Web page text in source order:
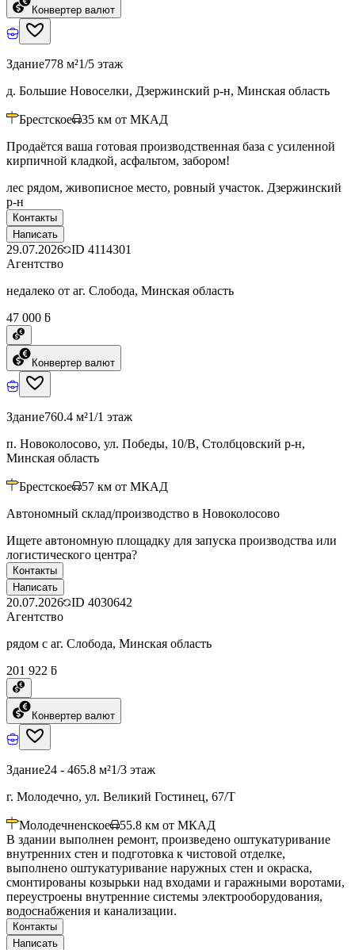
Конвертер валют
Здание778 м²1/5 этаж
д. Большие Новоселки, Дзержинский р-н, Минская область
Брестское 35 км от МКАД
Продаётся ваша готовая производственная база с усиленной
кирпичной кладкой, асфальтом, забором!
лес рядом, живописное место, ровный участок. Дзержинский
р-н
Контакты
Написать
29.07.2026 ID 4114301
Агентство
недалеко от аг. Слобода, Минская область
47 000 ƃ
Конвертер валют
Здание760.4 м²1/1 этаж
п. Новоколосово, ул. Победы, 10/В, Столбцовский р-н,
Минская область
Брестское 57 км от МКАД
Автономный склад/производство в Новоколосово
Ищете автономную площадку для запуска производства или
логистического центра?
Контакты
Написать
20.07.2026 ID 4030642
Агентство
рядом с аг. Слобода, Минская область
201 922 ƃ
Конвертер валют
Здание24 - 465.8 м²1/3 этаж
г. Молодечно, ул. Великий Гостинец, 67/Т
Молодечненское 55.8 км от МКАД
В здании выполнен ремонт, произведено оштукатуривание
внутренних стен и подготовка к чистовой отделке,
выполнено оштукатуривание наружных стен и окраска,
смонтированы козырьки над входами и гаражными воротами,
переустроены внутренние системы электрооборудования,
водоснабжения и канализации.
Контакты
Написать